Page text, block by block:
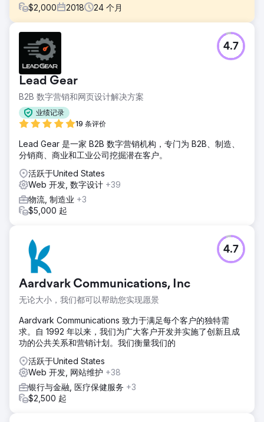
$2,000 2018 24 个月
Hero Lice Clinics 很早就进入了除虱业务模式。生意一直很
好，直到全国竞争对手搬到奥斯汀地区，他们的排名开始下
滑。
该网站针对速度和转化进行了优化。内容和 Google 商家资料
以及本地引用都得到了优化。我们采用持续的链接建设活动来
获取相关位置，以推动地图和有机搜索中的主导排名。
结果
由于地图和自然搜索可见度的提高，业务增长了 177%。他们
前往营销公司页面
Lead Gear
B2B 数字营销和网页设计解决方案
业绩记录
19 条评价
4.7
Lead Gear 是一家 B2B 数字营销机构，专门为 B2B、制造、
分销商、商业和工业公司挖掘潜在客户。
活跃于United States
Web 开发, 数字设计 +39
物流, 制造业 +3
$5,000 起
Aardvark Communications, Inc
无论大小，我们都可以帮助您实现愿景
4.7
Aardvark Communications 致力于满足每个客户的独特需
求。自 1992 年以来，我们为广大客户开发并实施了创新且成
功的公共关系和营销计划。我们衡量我们的
活跃于United States
Web 开发, 网站维护 +38
银行与金融, 医疗保健服务 +3
$2,500 起